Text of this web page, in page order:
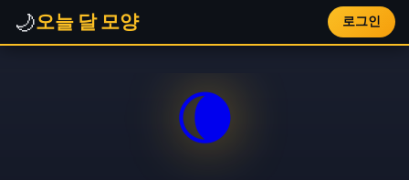
🌙오늘 달 모양 로그인
🌘